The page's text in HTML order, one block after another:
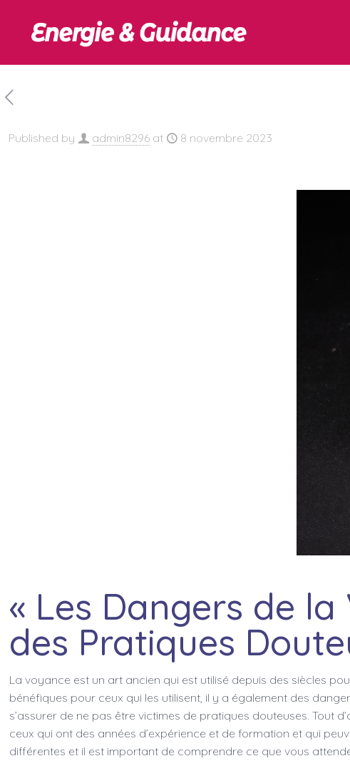
Published by admin8296 at 8 novembre 2023
« Les Dangers de
des Pratiques
La voyance est un art ancien qui est utilisé depuis des siècles
bénéfiques pour ceux qui les utilisent, il y a également des
s’assurer de ne pas être victimes de pratiques douteuses. Tout
ceux qui ont des années d’expérience et de formation et qui
différentes et il est important de comprendre ce que vous